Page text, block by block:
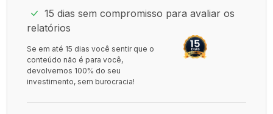
15 dias sem compromisso para avaliar os
relatórios
Se em até 15 dias você sentir que o
conteúdo não é para você,
devolvemos 100% do seu
investimento, sem burocracia!